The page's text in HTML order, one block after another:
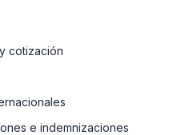
cotización
e indemnizaciones